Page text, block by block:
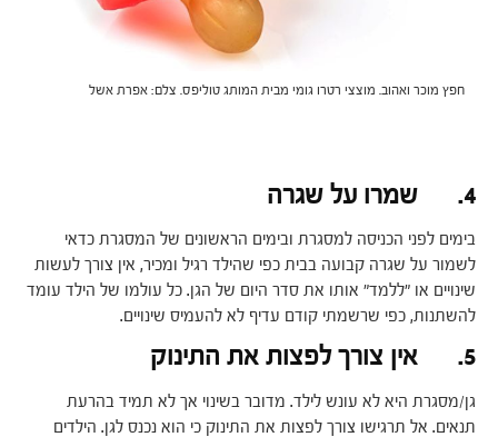
חפץ מוכר ואהוב. מוצצי רטרו גומי מבית המותג טוליפס. צלם: אפרת אשל
4. שמרו על שגרה
בימים לפני הכניסה למסגרת ובימים הראשונים של המסגרת כדאי
לשמור על שגרה קבועה בבית כפי שהילד רגיל ומכיר, אין צורך לעשות
שינויים או "ללמד" אותו את סדר היום של הגן. כל עולמו של הילד עומד
להשתנות, כפי שרשמתי קודם עדיף לא להעמיס שינויים.
5. אין צורך לפצות את התינוק
גן/מסגרת היא לא עונש לילד. מדובר בשינוי אך לא תמיד בהרעת
תנאים. אל תרגישו צורך לפצות את התינוק כי הוא נכנס לגן. הילדים